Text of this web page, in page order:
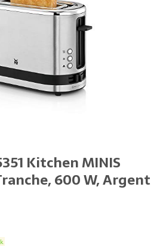
Kitchen MINIS
600 W, Argent